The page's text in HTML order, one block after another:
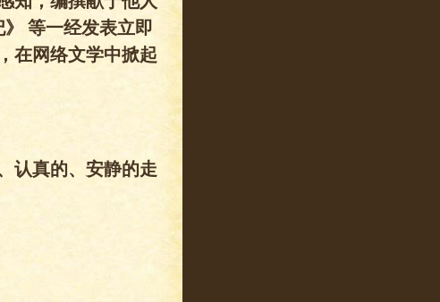
等一经发表立即
在网络文学中掀起
认真的、安静的走